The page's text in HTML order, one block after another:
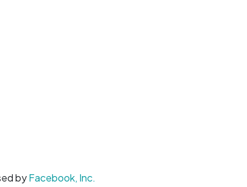
byFacebook, Inc.